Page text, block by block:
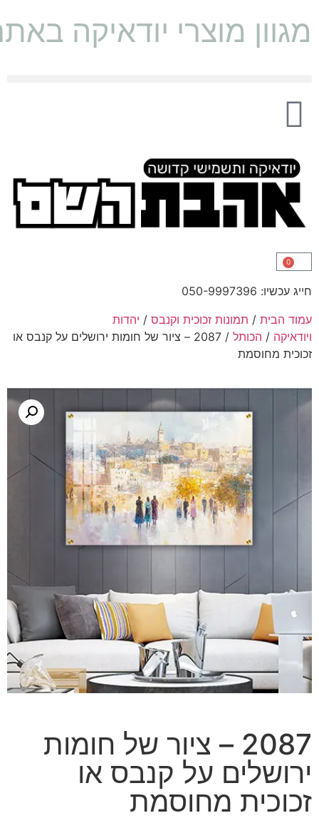
מגוון מוצרי יודאיקה
0
חייג עכשיו: 050-9997396
עמוד הבית / תמונות זכוכית וקנבס / יהדות
ויודאיקה / הכותל
/ 2087 – ציור של חומות ירושלים על קנבס או
זכוכית מחוסמת
2087 – ציור של חומות
ירושלים על קנבס או
זכוכית מחוסמת